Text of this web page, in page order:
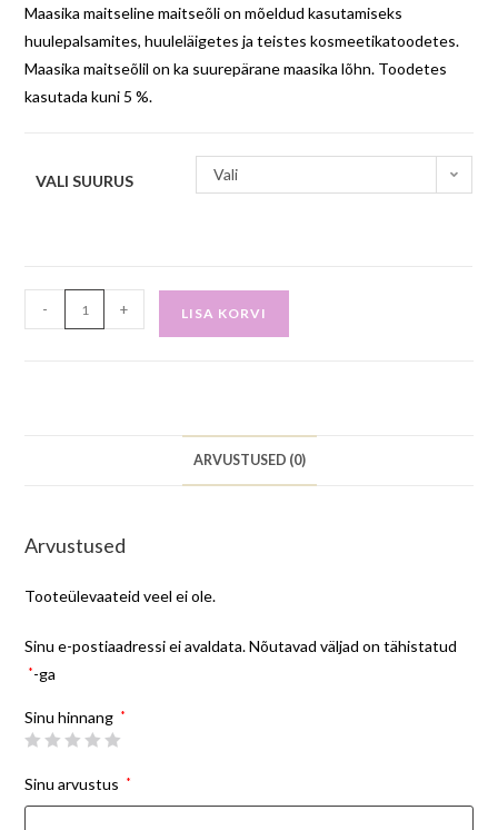
Maasika maitseline maitseõli on mõeldud kasutamiseks
huulepalsamites, huuleläigetes ja teistes kosmeetikatoodetes.
Maasika maitseõlil on ka suurepärane maasika lõhn. Toodetes
kasutada kuni 5 %.
VALI SUURUS Vali
- + LISA KORVI
ARVUSTUSED (0)
Arvustused
Tooteülevaateid veel ei ole.
Sinu e-postiaadressi ei avaldata. Nõutavad väljad on tähistatud
*-ga
Sinu hinnang *
Sinu arvustus *